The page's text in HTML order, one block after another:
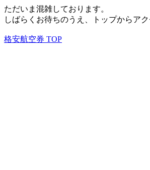
ただいま混雑しております。
しばらくお待ちのうえ、トップからア
格安航空券 TOP